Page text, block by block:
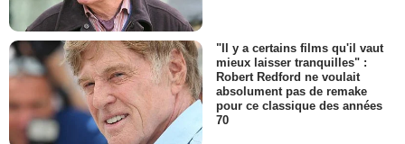
"Il y a certains films qu'il vaut
mieux laisser tranquilles" :
Robert Redford ne voulait
absolument pas de remake
pour ce classique des années
70